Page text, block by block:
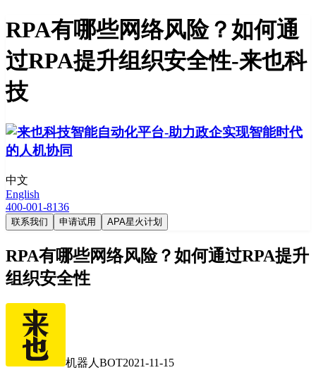
RPA有哪些网络风险？如何通
过RPA提升组织安全性-来也科
技
中文
English
400-001-8136
联系我们 申请试用 APA星火计划
RPA有哪些网络风险？如何通过RPA提升
组织安全性
机器人BOT2021-11-15